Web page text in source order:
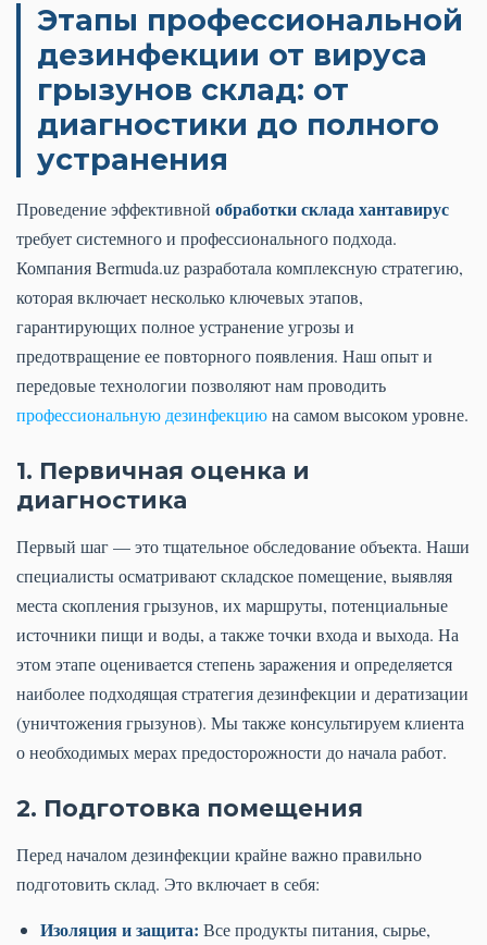
Этапы профессиональной
дезинфекции от вируса
грызунов склад: от
диагностики до полного
устранения
Проведение эффективной обработки склада хантавирус
требует системного и профессионального подхода.
Компания Bermuda.uz разработала комплексную стратегию,
которая включает несколько ключевых этапов,
гарантирующих полное устранение угрозы и
предотвращение ее повторного появления. Наш опыт и
передовые технологии позволяют нам проводить
профессиональную дезинфекциюна самом высоком уровне.
1. Первичная оценка и
диагностика
Первый шаг — это тщательное обследование объекта. Наши
специалисты осматривают складское помещение, выявляя
места скопления грызунов, их маршруты, потенциальные
источники пищи и воды, а также точки входа и выхода. На
этом этапе оценивается степень заражения и определяется
наиболее подходящая стратегия дезинфекции и дератизации
(уничтожения грызунов). Мы также консультируем клиента
о необходимых мерах предосторожности до начала работ.
2. Подготовка помещения
Перед началом дезинфекции крайне важно правильно
подготовить склад. Это включает в себя:
Изоляция и защита: Все продукты питания, сырье,